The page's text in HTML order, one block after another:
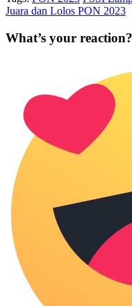
Juara dan Lolos PON 2023
What’s your reaction?